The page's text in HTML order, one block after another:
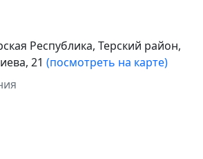
Республика, Терский район,
21 (посмотреть на карте)